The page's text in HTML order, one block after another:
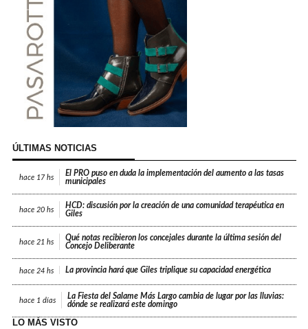
ÚLTIMAS NOTICIAS
hace 17 hs
El PRO puso en duda la implementación del aumento a las tasas
municipales
hace 20 hs
HCD: discusión por la creación de una comunidad terapéutica en
Giles
hace 21 hs
Qué notas recibieron los concejales durante la última sesión del
Concejo Deliberante
hace 24 hs La provincia hará que Giles triplique su capacidad energética
hace 1 días
La Fiesta del Salame Más Largo cambia de lugar por las lluvias:
dónde se realizará este domingo
LO MÁS VISTO